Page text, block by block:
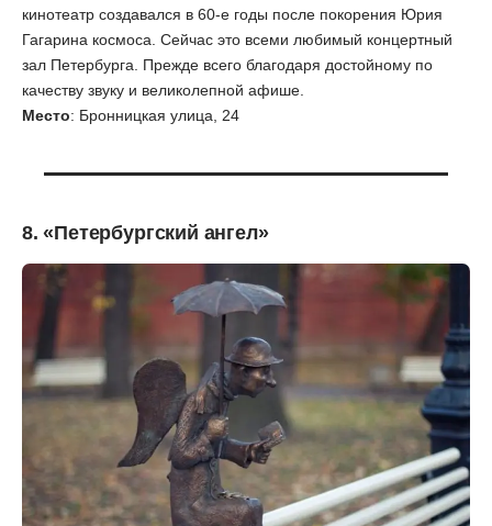
кинотеатр создавался в 60-е годы после покорения Юрия
Гагарина космоса. Сейчас это всеми любимый концертный
зал Петербурга. Прежде всего благодаря достойному по
качеству звуку и великолепной афише.
Место: Бронницкая улица, 24
8. «Петербургский ангел»